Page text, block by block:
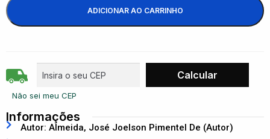
ADICIONAR AO CARRINHO
Não sei meu CEP
Informações
Autor: Almeida, José Joelson Pimentel De (Autor)